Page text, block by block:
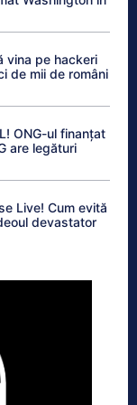
vina pe hackeri
de mii de români
ONG-ul finanțat
are legături
Live! Cum evită
devastator